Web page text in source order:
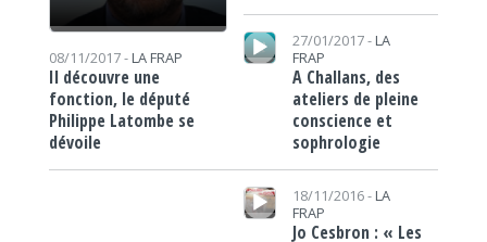
08/11/2017 - LA FRAP
Il découvre une
fonction, le député
Philippe Latombe se
dévoile
Lecteur audio
27/01/2017 - LA
FRAP
A Challans, des
ateliers de pleine
conscience et
sophrologie
Lecteur audio
18/11/2016 - LA
FRAP
Jo Cesbron : « Les